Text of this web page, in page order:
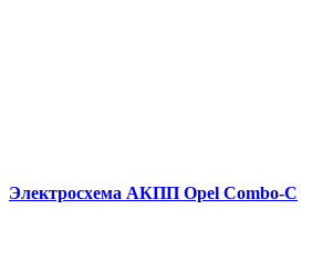
Электросхема АКПП Opel Combo-С